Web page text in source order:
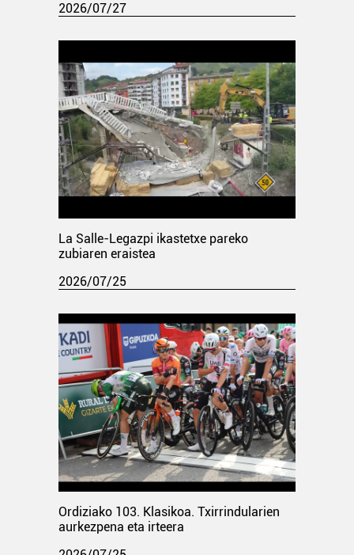
2026/07/27
La Salle-Legazpi ikastetxe pareko
zubiaren eraistea
2026/07/25
Ordiziako 103. Klasikoa. Txirrindularien
aurkezpena eta irteera